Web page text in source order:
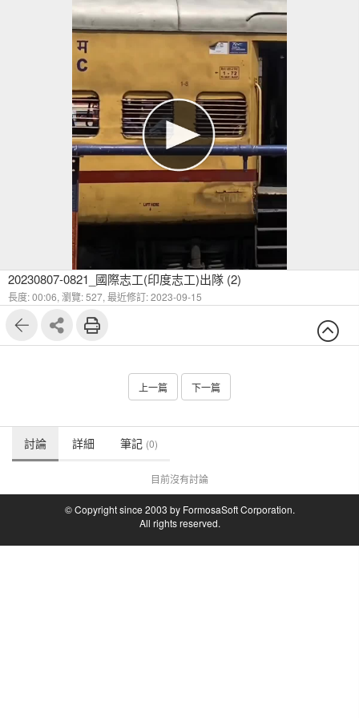
20230807-0821_國際志工(印度志工)出隊 (2)
長度: 00:06, 瀏覽: 527, 最近修訂: 2023-09-15
上一篇 下一篇
討論 詳細 筆記 (0)
目前沒有討論
© Copyright since 2003 by FormosaSoft Corporation.
All rights reserved.